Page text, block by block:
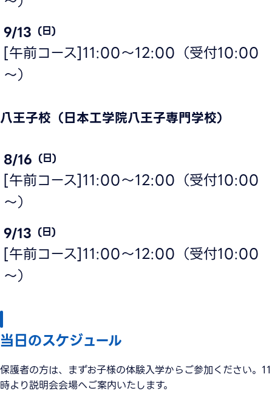
9/13 (日)
[午前コース]11:00～12:00（受付10:00
～）
八王子校（日本工学院八王子専門学校）
8/16 (日)
[午前コース]11:00～12:00（受付10:00
～）
9/13 (日)
[午前コース]11:00～12:00（受付10:00
～）
当日のスケジュール
保護者の方は、まずお子様の体験入学からご参加ください。11
時より説明会会場へご案内いたします。